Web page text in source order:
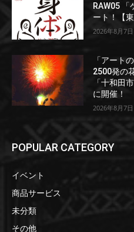
RAW05 「
ート！【
2026年8月7日
「アート
2500発の
「十和田
に開催！
2026年8月7日
POPULAR CATEGORY
イベント
商品サービス
未分類
その他